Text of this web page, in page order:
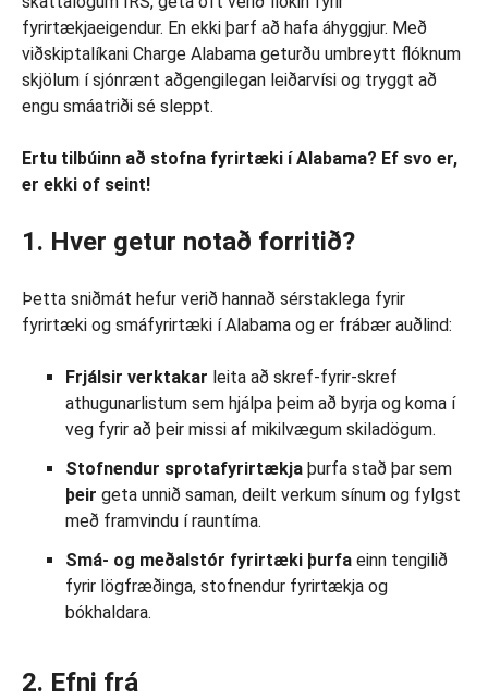
fyrirtækjaeigendur. En ekki þarf að hafa áhyggjur. Með
viðskiptalíkani Charge Alabama geturðu umbreytt flóknum
skjölum í sjónrænt aðgengilegan leiðarvísi og tryggt að
engu smáatriði sé sleppt.
Ertu tilbúinn að stofna fyrirtæki í Alabama? Ef svo er,
er ekki of seint!
1. Hver getur notað forritið?
Þetta sniðmát hefur verið hannað sérstaklega fyrir
fyrirtæki og smáfyrirtæki í Alabama og er frábær auðlind:
Frjálsir verktakar leita að skref-fyrir-skref
athugunarlistum sem hjálpa þeim að byrja og koma í
veg fyrir að þeir missi af mikilvægum skiladögum.
Stofnendur sprotafyrirtækja þurfa stað þar sem
þeir geta unnið saman, deilt verkum sínum og fylgst
með framvindu í rauntíma.
Smá- og meðalstór fyrirtæki þurfa einn tengilið
fyrir lögfræðinga, stofnendur fyrirtækja og
bókhaldara.
2. Efni frá